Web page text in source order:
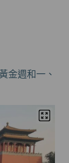
金週和一、